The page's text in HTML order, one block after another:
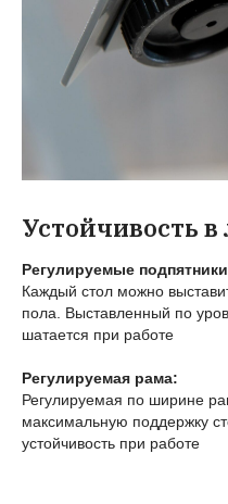
Устойчивость
Регулируемые
Каждый стол можно
пола. Выставленный по
шатается при работе
Регулируемая рама:
Регулируемая по ширине
максимальную поддержку
устойчивость при работе